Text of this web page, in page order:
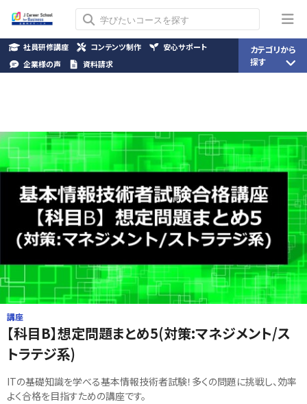
講座
【科目B】想定問題まとめ5(対策:マネジメント/ス
トラテジ系)
ITの基礎知識を学べる基本情報技術者試験！多くの問題に挑戦し、効率
よく合格を目指すための講座です。
社員研修講座 コンテンツ制作
安心サポート
企業様の声
資料請求
カテゴリから
探す